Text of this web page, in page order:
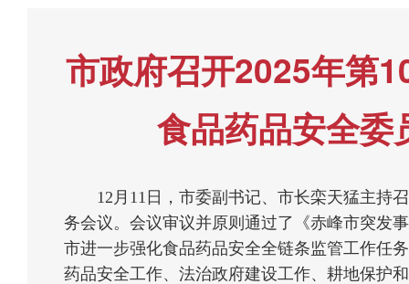
市政府召开2025年第
食品药品安全委
12月11日，市委副书记、市长栾天猛主持
务会议。会议审议并原则通过了《赤峰市突发
市进一步强化食品药品安全全链条监管工作任
药品安全工作、法治政府建设工作、耕地保护